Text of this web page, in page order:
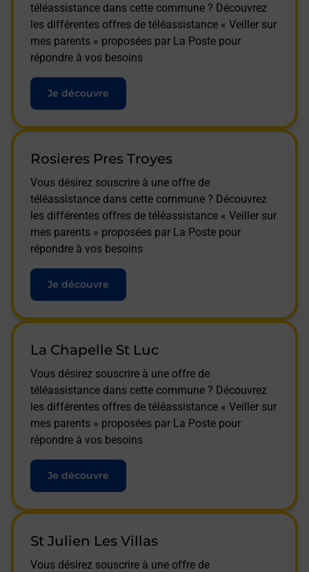
téléassistance dans cette commune ? Découvrez
les différentes offres de téléassistance « Veiller sur
mes parents » proposées par La Poste pour
répondre à vos besoins
Je découvre
Rosieres Pres Troyes
Vous désirez souscrire à une offre de
téléassistance dans cette commune ? Découvrez
les différentes offres de téléassistance « Veiller sur
mes parents » proposées par La Poste pour
répondre à vos besoins
Je découvre
La Chapelle St Luc
Vous désirez souscrire à une offre de
téléassistance dans cette commune ? Découvrez
les différentes offres de téléassistance « Veiller sur
mes parents » proposées par La Poste pour
répondre à vos besoins
Je découvre
St Julien Les Villas
Vous désirez souscrire à une offre de